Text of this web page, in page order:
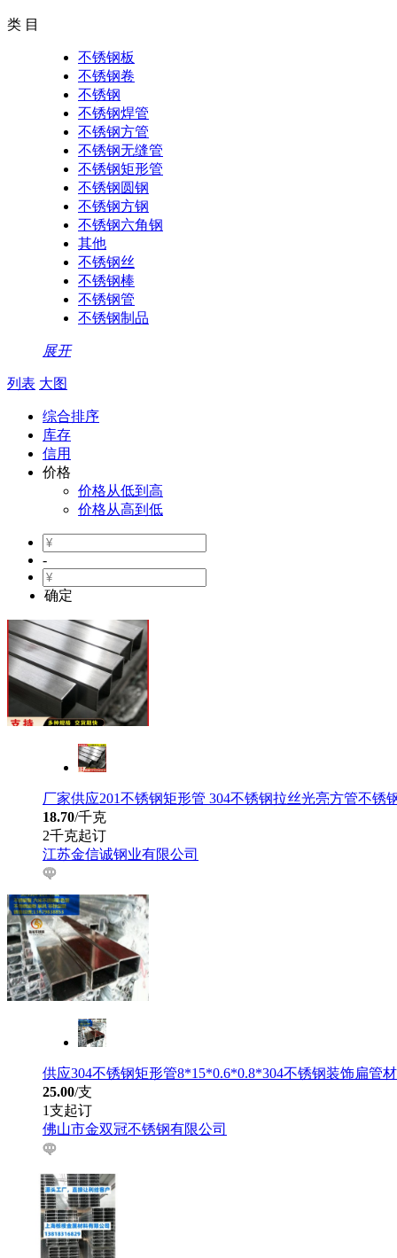
类 目
不锈钢板
不锈钢卷
不锈钢
不锈钢焊管
不锈钢方管
不锈钢无缝管
不锈钢矩形管
不锈钢圆钢
不锈钢方钢
不锈钢六角钢
其他
不锈钢丝
不锈钢棒
不锈钢管
不锈钢制品
展开
列表 大图
综合排序
库存
信用
价格
价格从低到高
价格从高到低
-
确定
厂家供应201不锈钢矩形管 304不锈钢拉丝光亮方管不锈
18.70/千克
2千克起订
江苏金信诚钢业有限公司
供应304不锈钢矩形管8*15*0.6*0.8*304不锈钢装饰扁管材
25.00/支
1支起订
佛山市金双冠不锈钢有限公司